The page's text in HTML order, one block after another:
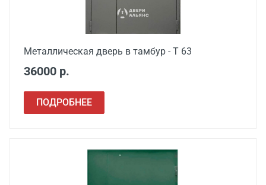
Металлическая дверь в тамбур - Т 63
36000 р.
ПОДРОБНЕЕ